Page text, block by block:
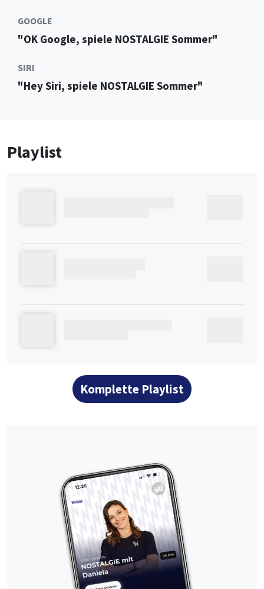
GOOGLE
"OK Google, spiele NOSTALGIE Sommer"
SIRI
"Hey Siri, spiele NOSTALGIE Sommer"
Playlist
Komplette Playlist